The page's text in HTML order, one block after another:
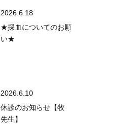
★採血についてのお願
い★
2026.6.18
休診のお知らせ【牧
先生】
2026.6.10